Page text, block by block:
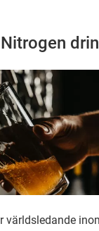
världsledande